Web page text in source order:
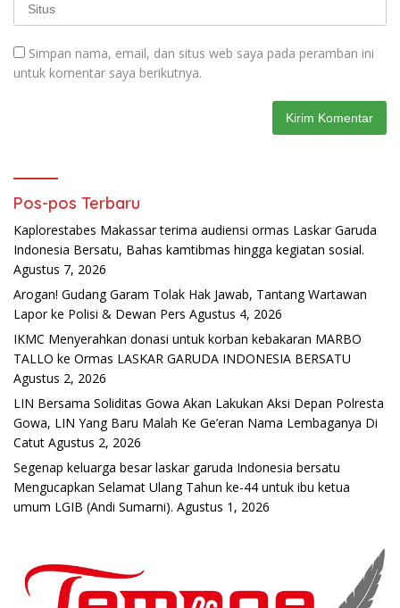
Simpan nama, email, dan situs web saya pada peramban ini
untuk komentar saya berikutnya.
Pos-pos Terbaru
Kaplorestabes Makassar terima audiensi ormas Laskar Garuda
Indonesia Bersatu, Bahas kamtibmas hingga kegiatan sosial.
Agustus 7, 2026
Arogan! Gudang Garam Tolak Hak Jawab, Tantang Wartawan
Lapor ke Polisi & Dewan Pers Agustus 4, 2026
IKMC Menyerahkan donasi untuk korban kebakaran MARBO
TALLO ke Ormas LASKAR GARUDA INDONESIA BERSATU
Agustus 2, 2026
LIN Bersama Soliditas Gowa Akan Lakukan Aksi Depan Polresta
Gowa, LIN Yang Baru Malah Ke Ge’eran Nama Lembaganya Di
Catut Agustus 2, 2026
Segenap keluarga besar laskar garuda Indonesia bersatu
Mengucapkan Selamat Ulang Tahun ke-44 untuk ibu ketua
umum LGIB (Andi Sumarni). Agustus 1, 2026